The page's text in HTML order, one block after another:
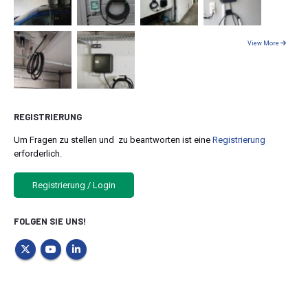
View More
REGISTRIERUNG
Um Fragen zu stellen und zu beantworten ist eine Registrierung
erforderlich.
Registrierung / Login
FOLGEN SIE UNS!